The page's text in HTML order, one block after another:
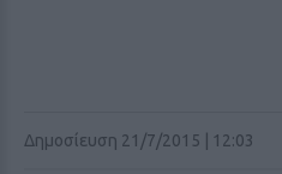
Δημοσίευση 21/7/2015 | 12:03